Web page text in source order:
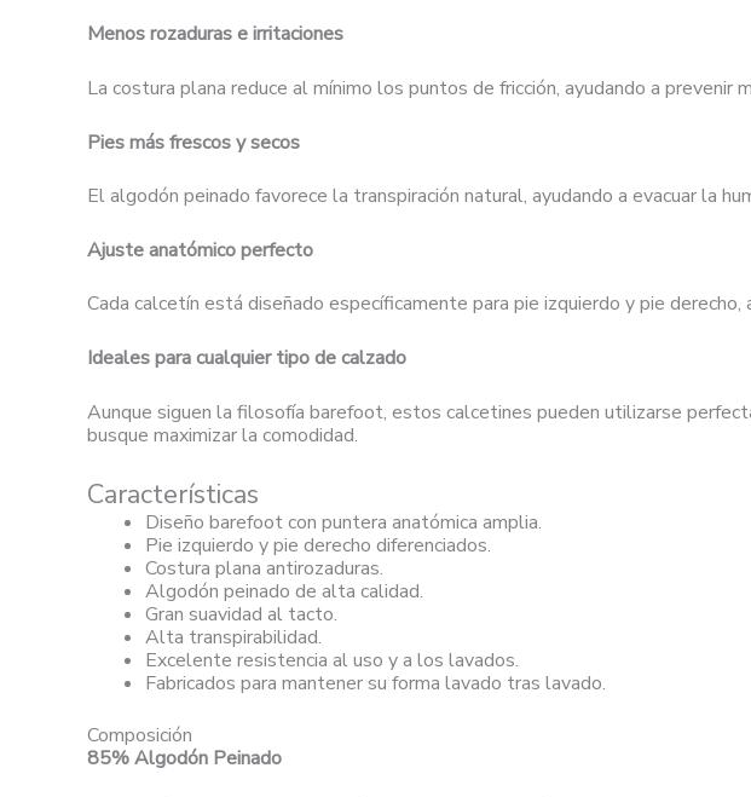
Menos rozaduras e irritaciones
La costura plana reduce al mínimo los puntos de fricción, ayudando a prevenir
Pies más frescos y secos
El algodón peinado favorece la transpiración natural, ayudando a evacuar la
Ajuste anatómico perfecto
Cada calcetín está diseñado específicamente para pie izquierdo y pie
Ideales para cualquier tipo de calzado
Aunque siguen la filosofía barefoot, estos calcetines pueden utilizarse
busque maximizar la comodidad.
Características
Diseño barefoot con puntera anatómica amplia.
Pie izquierdo y pie derecho diferenciados.
Costura plana antirozaduras.
Algodón peinado de alta calidad.
Gran suavidad al tacto.
Alta transpirabilidad.
Excelente resistencia al uso y a los lavados.
Fabricados para mantener su forma lavado tras lavado.
Composición
85% Algodón Peinado